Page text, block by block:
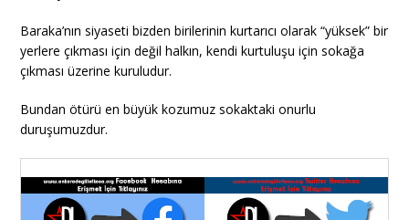
Baraka’nın siyaseti bizden birilerinin kurtarıcı olarak “yüksek” bir
yerlere çıkması için değil halkın, kendi kurtuluşu için sokağa
çıkması üzerine kuruludur.
Bundan ötürü en büyük kozumuz sokaktaki onurlu
duruşumuzdur.